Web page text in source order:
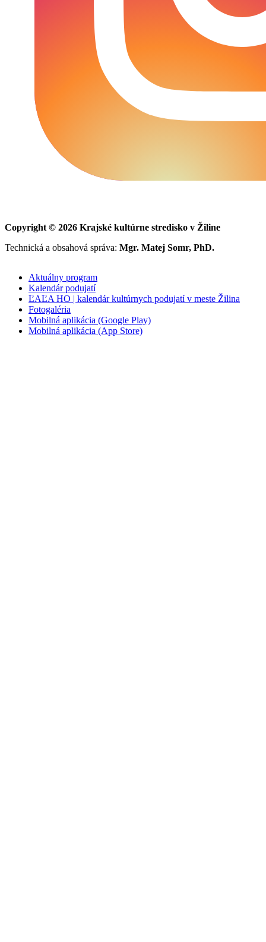
Copyright © 2026 Krajské kultúrne stredisko v Žiline
Technická a obsahová správa: Mgr. Matej Somr, PhD.
Aktuálny program
Kalendár podujatí
ĽAĽA HO | kalendár kultúrnych podujatí v meste Žilina
Fotogaléria
Mobilná aplikácia (Google Play)
Mobilná aplikácia (App Store)